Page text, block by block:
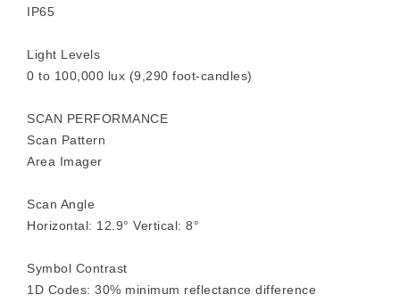
IP65
Light Levels
0 to 100,000 lux (9,290 foot-candles)
SCAN PERFORMANCE
Scan Pattern
Area Imager
Scan Angle
Horizontal: 12.9° Vertical: 8°
Symbol Contrast
1D Codes: 30% minimum reflectance difference